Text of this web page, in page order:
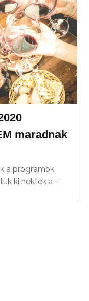
maradnak
a programok
ki nektek a –